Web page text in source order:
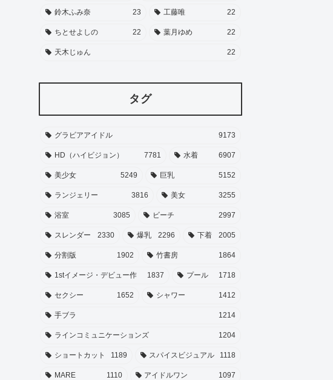
鈴木ふみ奈 23 工藤唯 22
ちとせよしの 22 葉月ゆめ 22
天木じゅん 22
タグ
グラビアアイドル 9173
HD（ハイビジョン） 7781 水着 6907
美少女 5249 巨乳 5152
ランジェリー 3816 美女 3255
浴室 3085 ビーチ 2997
スレンダー 2330 爆乳 2296 下着 2005
分割版 1902 竹書房 1864
1stイメージ・デビュー作 1837 プール 1718
セクシー 1652 シャワー 1412
手ブラ 1214
ラインコミュニケーションズ 1204
ショートカット 1189 スパイスビジュアル 1118
MARE 1110 アイドルワン 1097